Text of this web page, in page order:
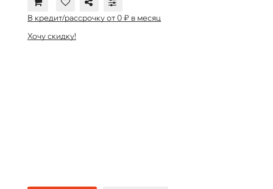
В кредит/рассрочку от 0 ₽ в месяц
Хочу скидку!